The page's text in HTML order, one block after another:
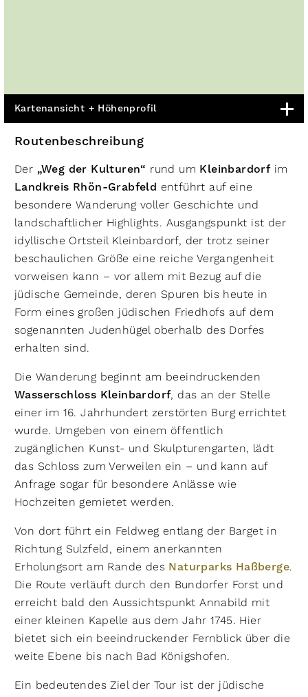
Kartenansicht + Höhenprofil
Routenbeschreibung
Der „Weg der Kulturen“ rund um Kleinbardorfim
Landkreis Rhön-Grabfeld entführt auf eine
besondere Wanderung voller Geschichte und
landschaftlicher Highlights. Ausgangspunkt ist der
idyllische Ortsteil Kleinbardorf, der trotz seiner
beschaulichen Größe eine reiche Vergangenheit
vorweisen kann – vor allem mit Bezug auf die
jüdische Gemeinde, deren Spuren bis heute in
Form eines großen jüdischen Friedhofs auf dem
sogenannten Judenhügel oberhalb des Dorfes
erhalten sind.
Die Wanderung beginnt am beeindruckenden
Wasserschloss Kleinbardorf, das an der Stelle
einer im 16. Jahrhundert zerstörten Burg errichtet
wurde. Umgeben von einem öffentlich
zugänglichen Kunst- und Skulpturengarten, lädt
das Schloss zum Verweilen ein – und kann auf
Anfrage sogar für besondere Anlässe wie
Hochzeiten gemietet werden.
Von dort führt ein Feldweg entlang der Barget in
Richtung Sulzfeld, einem anerkannten
Erholungsort am Rande des Naturparks Haßberge.
Die Route verläuft durch den Bundorfer Forst und
erreicht bald den Aussichtspunkt Annabild mit
einer kleinen Kapelle aus dem Jahr 1745. Hier
bietet sich ein beeindruckender Fernblick über die
weite Ebene bis nach Bad Königshofen.
Ein bedeutendes Ziel der Tour ist der jüdische